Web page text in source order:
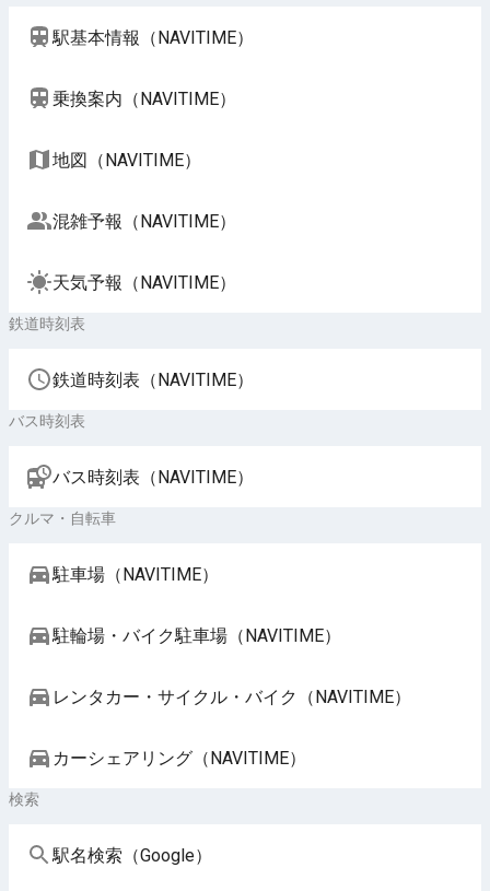
駅基本情報（NAVITIME）
乗換案内（NAVITIME）
地図（NAVITIME）
混雑予報（NAVITIME）
天気予報（NAVITIME）
鉄道時刻表
鉄道時刻表（NAVITIME）
バス時刻表
バス時刻表（NAVITIME）
クルマ・自転車
駐車場（NAVITIME）
駐輪場・バイク駐車場（NAVITIME）
レンタカー・サイクル・バイク（NAVITIME）
カーシェアリング（NAVITIME）
検索
駅名検索（Google）